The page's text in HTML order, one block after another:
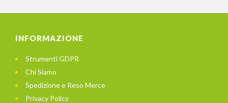
INFORMAZIONE
Strumenti GDPR
Chi Siamo
Spedizione e Reso Merce
Privacy Policy